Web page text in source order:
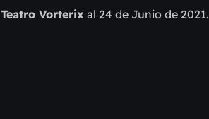
Teatro Vorterix al 24 de Junio de 2021.